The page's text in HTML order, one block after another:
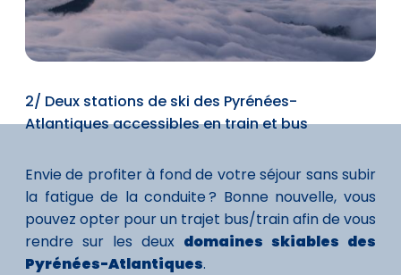
2/ Deux stations de ski des Pyrénées-
Atlantiques accessibles en train et bus
Envie de profiter à fond de votre séjour sans subir
la fatigue de la conduite ? Bonne nouvelle, vous
pouvez opter pour un trajet bus/train afin de vous
rendre sur les deux domaines skiables des
Pyrénées-Atlantiques.